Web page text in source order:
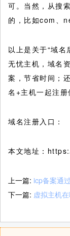
可。当然，从搜
的，比如com、
以上是关于“域
无忧主机，域名
案，节省时间；
名+主机一起注册
域名注册入口：
本文地址：
上一篇: icp备案通
下一篇: 虚拟主机